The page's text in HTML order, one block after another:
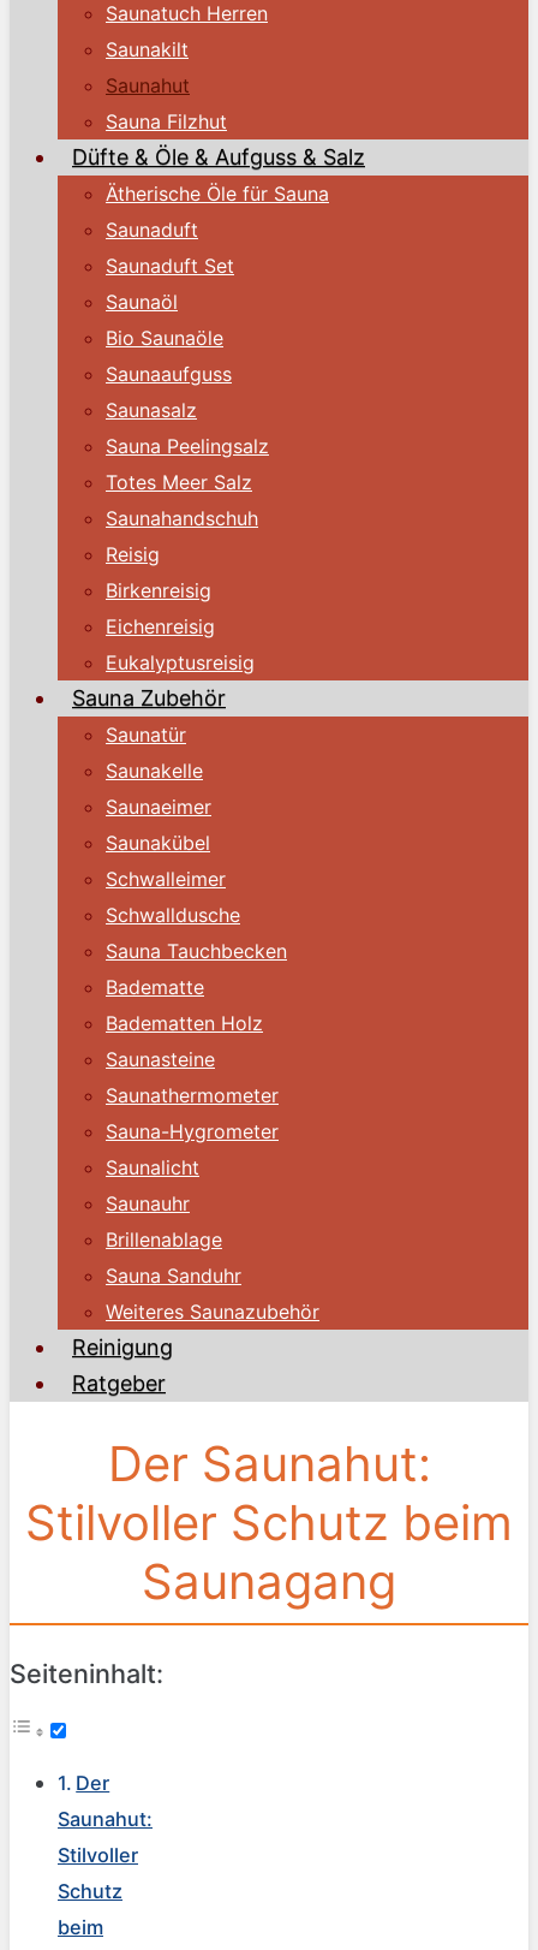
Saunatuch Herren
Saunakilt
Saunahut
Sauna Filzhut
Düfte & Öle & Aufguss & Salz
Ätherische Öle für Sauna
Saunaduft
Saunaduft Set
Saunaöl
Bio Saunaöle
Saunaaufguss
Saunasalz
Sauna Peelingsalz
Totes Meer Salz
Saunahandschuh
Reisig
Birkenreisig
Eichenreisig
Eukalyptusreisig
Sauna Zubehör
Saunatür
Saunakelle
Saunaeimer
Saunakübel
Schwalleimer
Schwalldusche
Sauna Tauchbecken
Badematte
Badematten Holz
Saunasteine
Saunathermometer
Sauna-Hygrometer
Saunalicht
Saunauhr
Brillenablage
Sauna Sanduhr
Weiteres Saunazubehör
Reinigung
Ratgeber
Der Saunahut:
Stilvoller Schutz beim
Saunagang
Seiteninhalt:
Der
Saunahut:
Stilvoller
Schutz
beim